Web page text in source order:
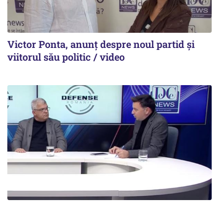
Victor Ponta, anunț despre noul partid și
viitorul său politic / video